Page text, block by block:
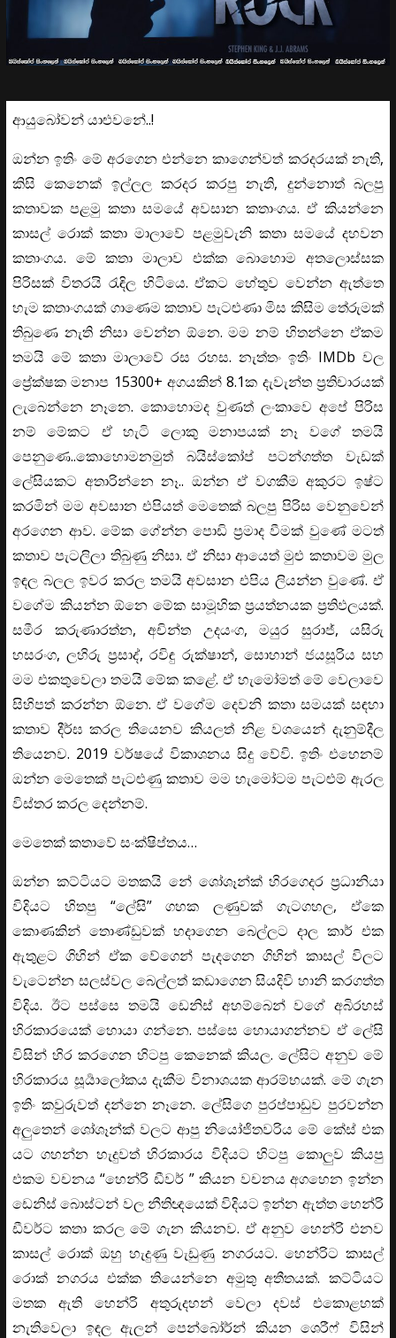
ආයුබෝවන් යාළුවනේ..!
ඔන්න ඉතිං මේ අරගෙන එන්නෙ කාගෙන්වත් කරදරයක් නැති,
කිසි කෙනෙක් ඉල්ලල කරදර කරපු නැති, දුන්නොත් බලපු
කතාවක පළමු කතා සමයේ අවසාන කතාංගය. ඒ කියන්නෙ
කාසල් රොක් කතා මාලාවේ පළමුවැනි කතා සමයේ දහවන
කතාංගය. මේ කතා මාලාව එක්ක බොහොම අතලොස්සක
පිරිසක් විතරයි රැඳිල හිටියෙ. ඒකට හේතුව වෙන්න ඇත්තෙ
හැම කතාංගයක් ගාණෙම කතාව පැටළුණා මිස කිසිම තේරුමක්
තිබුණෙ නැති නිසා වෙන්න ඕනෙ. මම නම් හිතන්නෙ ඒකම
තමයි මේ කතා මාලාවේ රස රහස. නැත්තං ඉතිං IMDb වල
ප්‍රේක්ෂක මනාප 15300+ අගයකින් 8.1ක දැවැන්‍ත ප්‍රතිචාරයක්
ලැබෙන්නෙ නෑනෙ. කොහොමද වුණත් ලංකාවෙ අපේ පිරිස
නම් මේකට ඒ හැටි ලොකු මනාපයක් නෑ වගේ තමයි
පෙනුණෙ..කොහොමනමුත් බයිස්කෝප් පටන්ගත්ත වැඩක්
ලේසියකට අතාරින්නෙ නෑ.. ඔන්න ඒ වගකීම අකුරට ඉෂ්ට
කරමින් මම අවසාන එපියත් මෙතෙක් බලපු පිරිස වෙනුවෙන්
අරගෙන ආව. මේක ගේන්න පොඩි ප්‍රමාද වීමක් වුණේ මටත්
කතාව පැටලිලා තිබුණු නිසා. ඒ නිසා ආයෙත් මුළු කතාවම මුල
ඉඳල බලල ඉවර කරල තමයි අවසාන එපිය ලියන්න වුණේ. ඒ
වගේම කියන්න ඕනෙ මේක සාමූහික ප්‍රයත්නයක ප්‍රතිඵලයක්.
සමීර කරුණාරත්න, අචින්ත උදයංග, මයුර සුරාජ්, යසිරු
හසරංග, ලහිරු ප්‍රසාද්, රවිඳු රුක්ෂාන්, සොහාන් ජයසූරිය සහ
මම එකතුවෙලා තමයි මේක කළේ. ඒ හැමෝමත් මේ වෙලාවෙ
සිහිපත් කරන්න ඕනෙ. ඒ වගේම දෙවනි කතා සමයක් සඳහා
කතාව දීර්ඝ කරල තියෙනව කියලත් නිළ වශයෙන් දැනුම්දීල
තියෙනව. 2019 වර්ෂයේ විකාශනය සිදු වේවි. ඉතිං එහෙනම්
ඔන්න මෙතෙක් පැටළුණු කතාව මම හැමෝටම පැටළුම් ඇරල
විස්තර කරල දෙන්නම්.
මෙතෙක් කතාවේ සංක්ෂිප්තය…
ඔන්න කට්ටියට මතකයි නේ ශෝශෑන්ක් හිරගෙදර ප්‍රධානියා
විදියට හිතපු “ලේසි” ගහක ලණුවක් ගැටගහල, ඒකෙ
කොණකින් තොණ්ඩුවක් හදාගෙන බෙල්ලට දාල කාර් එක
ඇතුළට ගිහින් ඒක වේගෙන් පැදගෙන ගිහින් කාසල් විලට
වැටෙන්න සලස්වල බෙල්ලත් කඩාගෙන සියදිවි හානි කරගත්ත
විදිය. ඊට පස්සෙ තමයි ඩෙනිස් අහම්බෙන් වගේ අබිරහස්
හිරකාරයෙක් හොයා ගන්නෙ. පස්සෙ හොයාගන්නව ඒ ලේසි
විසින් හිර කරගෙන හිටපු කෙනෙක් කියල. ලේසිට අනුව මේ
හිරකාරය සූර්‍යාලෝකය දැකීම විනාශයක ආරම්භයක්. මේ ගැන
ඉතිං කවුරුවත් දන්නෙ නෑනෙ. ලේසිගෙ පුරප්පාඩුව පුරවන්න
අලුතෙන් ශෝශෑන්ක් වලට ආපු නියෝජිතවරිය මේ කේස් එක
යට ගහන්න හැදුවත් හිරකාරය විදියට හිටපු කොලුව කියපු
එකම වචනය “හෙන්රි ඩීවර් ” කියන වචනය අගහෙන ඉන්න
ඩෙනිස් බොස්ටන් වල නීතිඥයෙක් විදියට ඉන්න ඇත්ත හෙන්රි
ඩීවර්ට කතා කරල මේ ගැන කියනව. ඒ අනුව හෙන්රි එනව
කාසල් රොක් ඔහු හැදුණු වැඩුණු නගරයට. හෙන්රිට කාසල්
රොක් නගරය එක්ක තියෙන්නෙ අමුතු අතීතයක්. කට්ටියට
මතක ඇති හෙන්රි අතුරුදහන් වෙලා දවස් එකොළහක්
නැතිවෙලා ඉඳල ඇලන් පෙන්බෝර්න් කියන ශෙරීෆ් විසින්